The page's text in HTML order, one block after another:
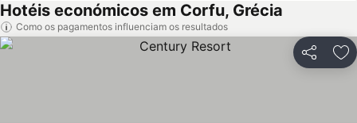
Hotéis económicos em Corfu, Grécia
Como os pagamentos influenciam os resultados
Partilhar